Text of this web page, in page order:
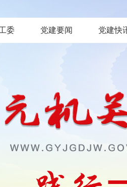
委 党建要闻 党建快